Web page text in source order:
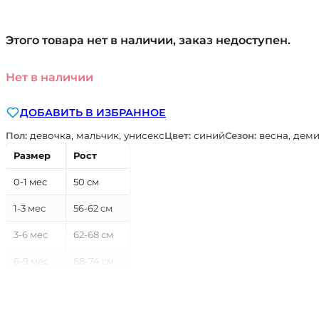
Этого товара нет в наличии, заказ недоступен.
Нет в наличии
ДОБАВИТЬ В ИЗБРАННОЕ
Пол: девочка, мальчик, унисексЦвет: синийСезон: весна,
Размер
Рост
0-1 мес 50 см
1-3 мес 56-62 см
3-6 мес 62-68 см
6-9 мес 68-74 см